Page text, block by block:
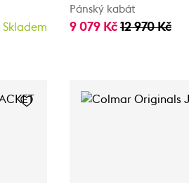
Skladem
Pánský kabát
9 079 Kč 12 970 Kč